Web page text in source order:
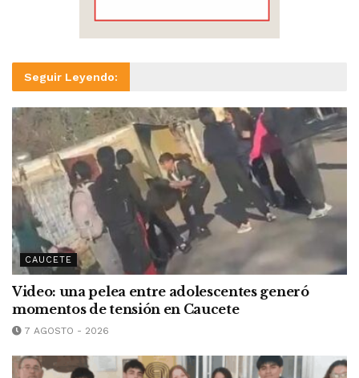
Seguir Leyendo:
CAUCETE
Video: una pelea entre adolescentes generó
momentos de tensión en Caucete
7 AGOSTO - 2026